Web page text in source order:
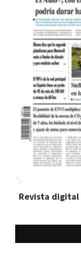
Revista digital